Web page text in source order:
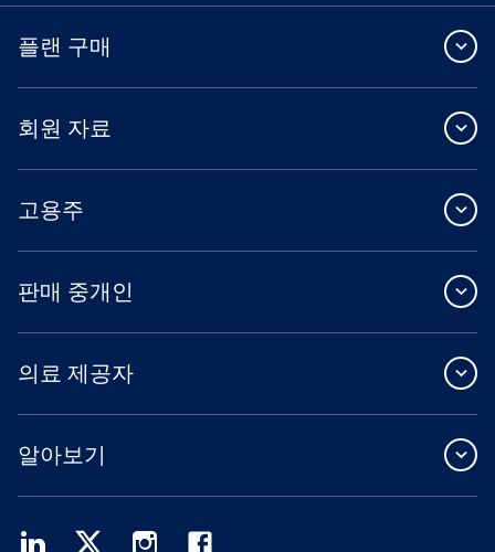
플랜 구매
회원 자료
고용주
판매 중개인
의료 제공자
알아보기